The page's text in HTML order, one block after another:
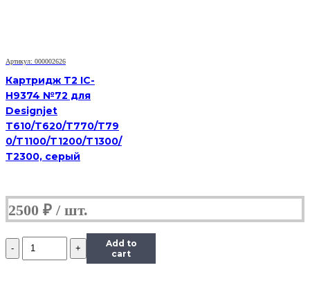
Артикул: 000002626
Картридж T2 IC-
H9374 №72 для
Designjet
T610/T620/T770/T79
0/T1100/T1200/T1300/
T2300, серый
2500 ₽
Количество
Картридж
Add to
cart